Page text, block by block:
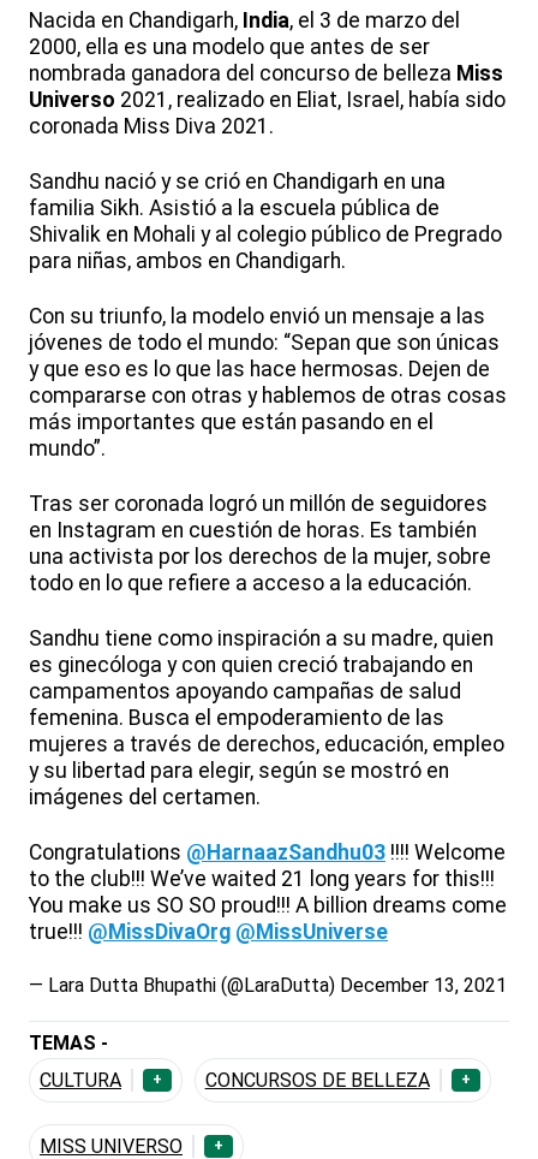
Nacida en Chandigarh, India, el 3 de marzo del
2000, ella es una modelo que antes de ser
nombrada ganadora del concurso de belleza Miss
Universo 2021, realizado en Eliat, Israel, había sido
coronada Miss Diva 2021.
Sandhu nació y se crió en Chandigarh en una
familia Sikh. Asistió a la escuela pública de
Shivalik en Mohali y al colegio público de Pregrado
para niñas, ambos en Chandigarh.
Con su triunfo, la modelo envió un mensaje a las
jóvenes de todo el mundo: “Sepan que son únicas
y que eso es lo que las hace hermosas. Dejen de
compararse con otras y hablemos de otras cosas
más importantes que están pasando en el
mundo”.
Tras ser coronada logró un millón de seguidores
en Instagram en cuestión de horas. Es también
una activista por los derechos de la mujer, sobre
todo en lo que refiere a acceso a la educación.
Sandhu tiene como inspiración a su madre, quien
es ginecóloga y con quien creció trabajando en
campamentos apoyando campañas de salud
femenina. Busca el empoderamiento de las
mujeres a través de derechos, educación, empleo
y su libertad para elegir, según se mostró en
imágenes del certamen.
Congratulations @HarnaazSandhu03 !!!! Welcome
to the club!!! We’ve waited 21 long years for this!!!
You make us SO SO proud!!! A billion dreams come
true!!! @MissDivaOrg @MissUniverse
— Lara Dutta Bhupathi (@LaraDutta) December 13, 2021
TEMAS -
CULTURA
+ CONCURSOS DE BELLEZA +
MISS UNIVERSO +